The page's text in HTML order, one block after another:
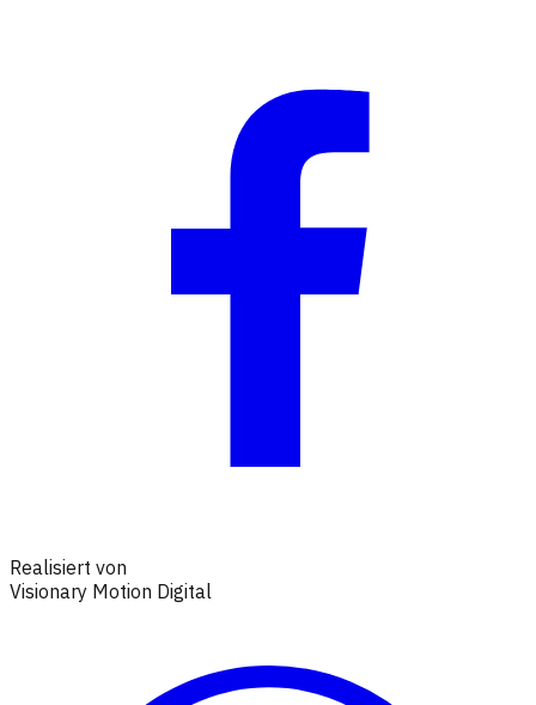
Realisiert von
Visionary Motion Digital